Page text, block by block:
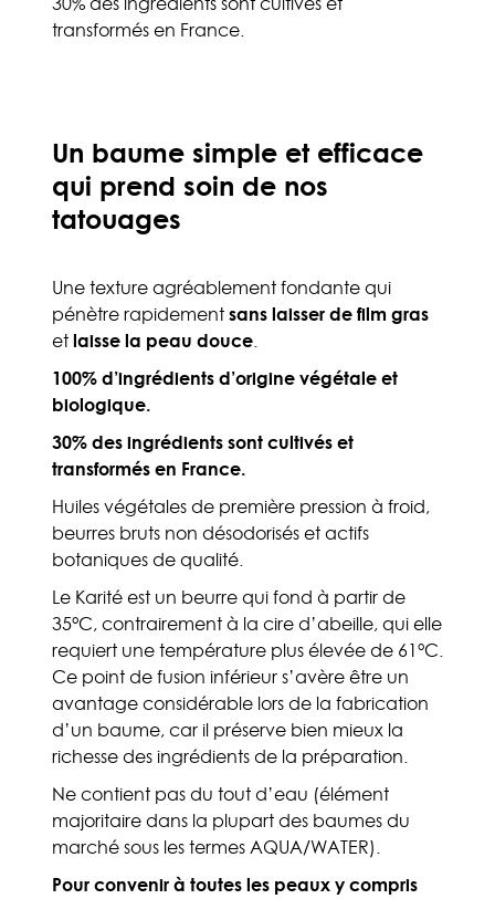
transformés en France.
Un baume simple et efficace
qui prend soin de nos
tatouages
Une texture agréablement fondante qui
pénètre rapidement sans laisser de film gras
et laisse la peau douce.
100% d’ingrédients d’origine végétale et
biologique.
30% des ingrédients sont cultivés et
transformés en France.
Huiles végétales de première pression à froid,
beurres bruts non désodorisés et actifs
botaniques de qualité.
Le Karité est un beurre qui fond à partir de
35°C, contrairement à la cire d’abeille, qui elle
requiert une température plus élevée de 61°C.
Ce point de fusion inférieur s’avère être un
avantage considérable lors de la fabrication
d’un baume, car il préserve bien mieux la
richesse des ingrédients de la préparation.
Ne contient pas du tout d’eau (élément
majoritaire dans la plupart des baumes du
marché sous les termes AQUA/WATER).
Pour convenir à toutes les peaux y compris